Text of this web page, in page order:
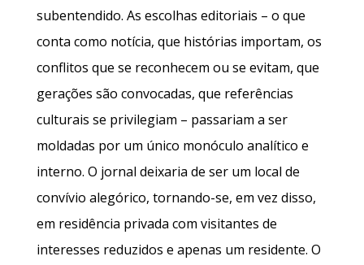
subentendido. As escolhas editoriais – o que
conta como notícia, que histórias importam, os
conflitos que se reconhecem ou se evitam, que
gerações são convocadas, que referências
culturais se privilegiam – passariam a ser
moldadas por um único monóculo analítico e
interno. O jornal deixaria de ser um local de
convívio alegórico, tornando-se, em vez disso,
em residência privada com visitantes de
interesses reduzidos e apenas um residente. O